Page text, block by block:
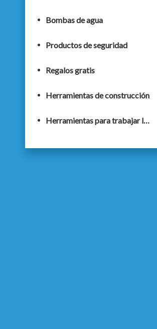
Bombas de agua
Productos de seguridad
Regalos gratis
Herramientas de construcción
Herramientas para trabajar la madera